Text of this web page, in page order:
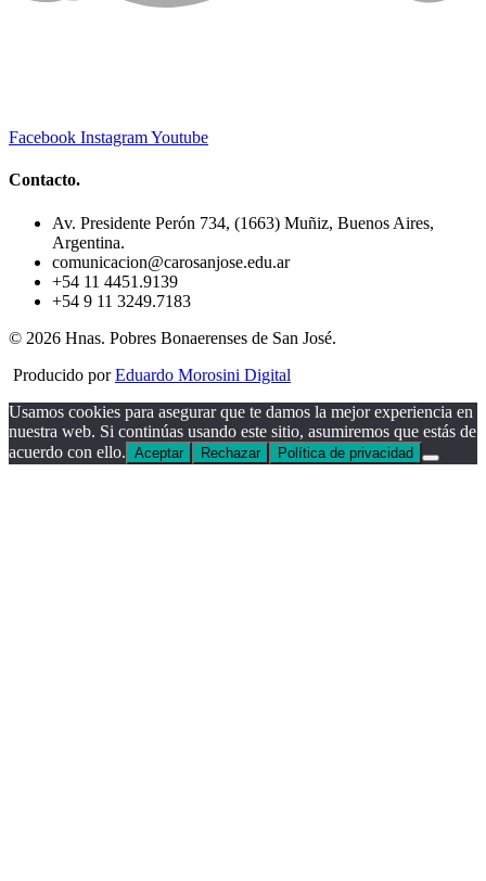
Facebook InstagramYoutube
Contacto.
Av. Presidente Perón 734, (1663) Muñiz, Buenos Aires,
Argentina.
comunicacion@carosanjose.edu.ar
+54 11 4451.9139
+54 9 11 3249.7183
© 2026 Hnas. Pobres Bonaerenses de San José.
Producido porEduardo Morosini Digital
Usamos cookies para asegurar que te damos la mejor experiencia en
nuestra web. Si continúas usando este sitio, asumiremos que estás de
acuerdo con ello. Aceptar Rechazar Política de privacidad